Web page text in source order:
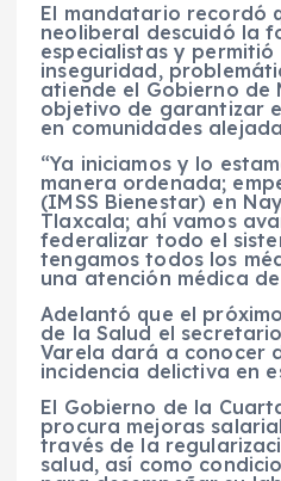
El mandatario recordó
neoliberal descuidó la
especialistas y
inseguridad,
atiende el Gobierno de
objetivo de garantizar
en comunidades
“Ya iniciamos y lo
manera ordenada;
(IMSS Bienestar) en
Tlaxcala; ahí vamos
federalizar todo el
tengamos todos los
una atención médica
Adelantó que el
de la Salud el
Varela dará a conocer
incidencia delictiva en
El Gobierno de la
procura mejoras
través de la
salud, así como